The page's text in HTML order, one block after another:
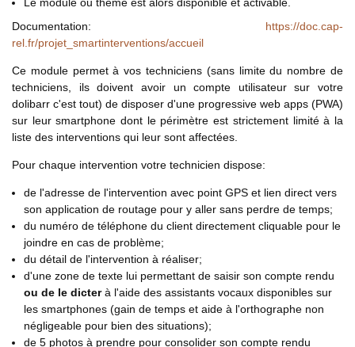
Le module ou thème est alors disponible et activable.
Documentation: https://doc.cap-
rel.fr/projet_smartinterventions/accueil
Ce module permet à vos techniciens (sans limite du nombre de
techniciens, ils doivent avoir un compte utilisateur sur votre
dolibarr c'est tout) de disposer d'une progressive web apps (PWA)
sur leur smartphone dont le périmètre est strictement limité à la
liste des interventions qui leur sont affectées.
Pour chaque intervention votre technicien dispose:
de l'adresse de l'intervention avec point GPS et lien direct vers
son application de routage pour y aller sans perdre de temps;
du numéro de téléphone du client directement cliquable pour le
joindre en cas de problème;
du détail de l'intervention à réaliser;
d'une zone de texte lui permettant de saisir son compte rendu
ou de le dicterà l'aide des assistants vocaux disponibles sur
les smartphones (gain de temps et aide à l'orthographe non
négligeable pour bien des situations);
de 5 photos à prendre pour consolider son compte rendu